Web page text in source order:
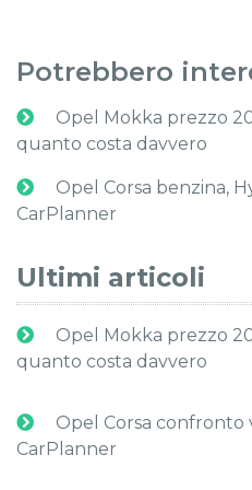
Potrebbero
Opel Mokka prezzo
quanto costa davvero
Opel Corsa benzina,
CarPlanner
Ultimi articoli
Opel Mokka prezzo
quanto costa davvero
Opel Corsa confronto
CarPlanner